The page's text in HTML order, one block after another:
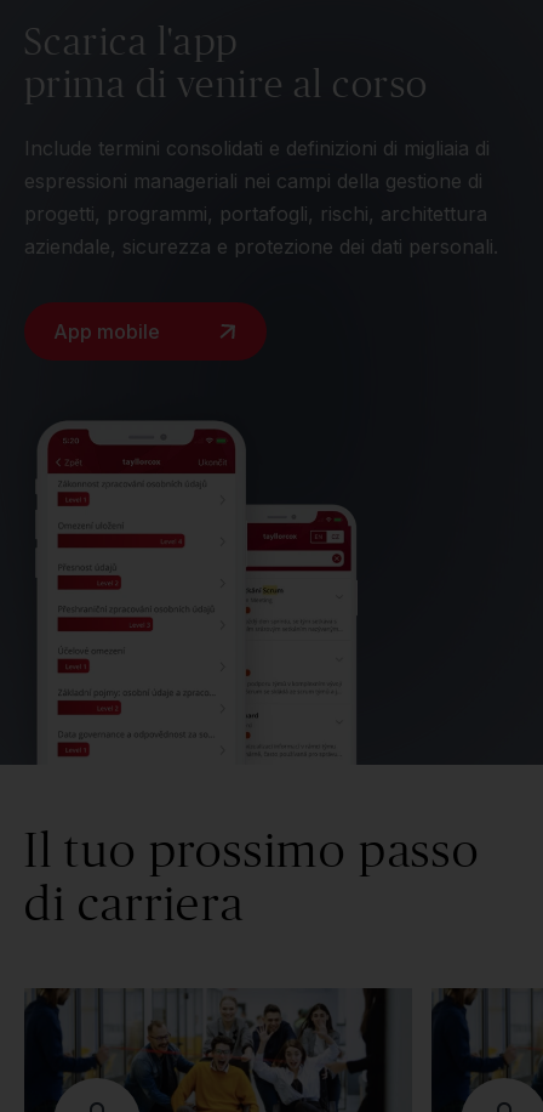
Scarica l'app
prima di venire al corso
Include termini consolidati e definizioni di migliaia di
espressioni manageriali nei campi della gestione di
progetti, programmi, portafogli, rischi, architettura
aziendale, sicurezza e protezione dei dati personali.
App mobile
Il tuo prossimo passo
di carriera